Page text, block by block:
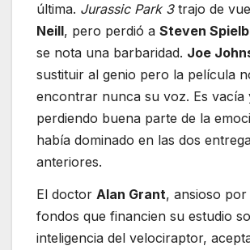
última. Jurassic Park 3trajo de
Neill, pero perdió a Steven
se nota una barbaridad. Joe
sustituir al genio pero la película
encontrar nunca su voz. Es vacía
perdiendo buena parte de la
había dominado en las dos
anteriores.
El doctor Alan Grant, ansioso
fondos que financien su estudio
inteligencia del velociraptor,